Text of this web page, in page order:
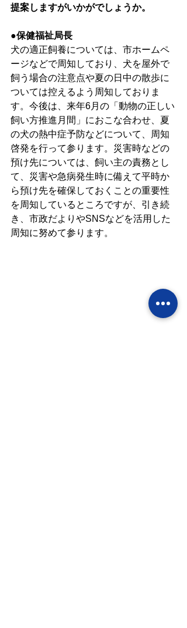
提案しますがいかがでしょうか。
●保健福祉局長
犬の適正飼養については、市ホームペ
ージなどで周知しており、犬を屋外で
飼う場合の注意点や夏の日中の散歩に
ついては控えるよう周知しておりま
す。今後は、来年6月の「動物の正しい
飼い方推進月間」におこな合わせ、夏
の犬の熱中症予防などについて、周知
啓発を行って参ります。災害時などの
預け先については、飼い主の責務とし
て、災害や急病発生時に備えて平時か
ら預け先を確保しておくことの重要性
を周知しているところですが、引き続
き、市政だよりやSNSなどを活用した
周知に努めて参ります。